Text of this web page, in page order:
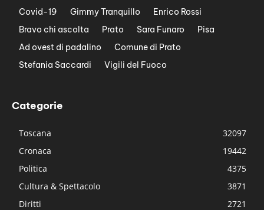
Covid-19
Gimmy Tranquillo
Enrico Rossi
Bravo chi ascolta
Prato Sara Funaro
Pisa
Ad ovest di padalino
Comune di Prato
Stefania Saccardi
Vigili del Fuoco
Categorie
Toscana
32097
Cronaca
19442
Politica
4375
Cultura & Spettacolo
3871
Diritti
2721